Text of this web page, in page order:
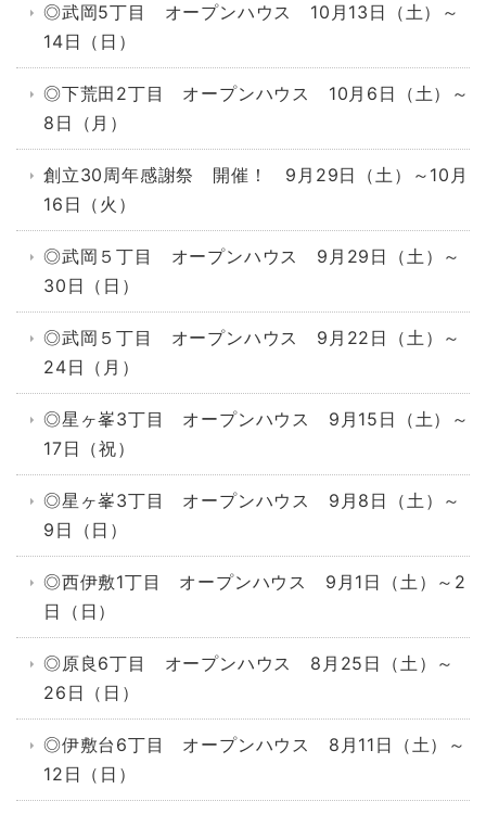
◎武岡5丁目 オープンハウス 10月13日（土）～
14日（日）
◎下荒田2丁目 オープンハウス 10月6日（土）～
8日（月）
創立30周年感謝祭 開催！ 9月29日（土）～10月
16日（火）
◎武岡５丁目 オープンハウス 9月29日（土）～
30日（日）
◎武岡５丁目 オープンハウス 9月22日（土）～
24日（月）
◎星ヶ峯3丁目 オープンハウス 9月15日（土）～
17日（祝）
◎星ヶ峯3丁目 オープンハウス 9月8日（土）～
9日（日）
◎西伊敷1丁目 オープンハウス 9月1日（土）～2
日（日）
◎原良6丁目 オープンハウス 8月25日（土）～
26日（日）
◎伊敷台6丁目 オープンハウス 8月11日（土）～
12日（日）